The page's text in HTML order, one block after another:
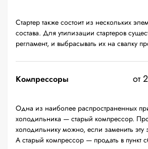
Стартер также состоит из нескольких
состава. Для утилизации стартеров
регламент, и выбрасывать их на свалку
Компрессоры от
Одна из наиболее распространенных
холодильника — старый компрессор.
холодильнику можно, если заменить эту
А старый компрессор — продать в пункт